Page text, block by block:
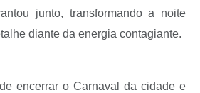
junto, transformando a noite
diante da energia contagiante.
encerrar o Carnaval da cidade e